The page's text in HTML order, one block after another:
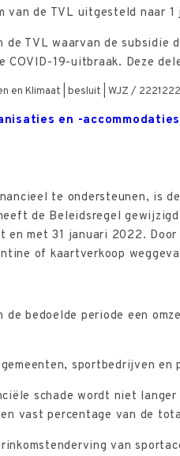
van de TVL uitgesteld naar
TVL waarvan de subsidie
COVID-19-uitbraak. Deze
en Klimaat | besluit | WJZ /
en -accommodaties
te ondersteunen, is
de Beleidsregel
en met 31 januari 2022.
of kaartverkoop
bedoelde periode een
sportbedrijven
schade wordt niet
vast percentage van de
van